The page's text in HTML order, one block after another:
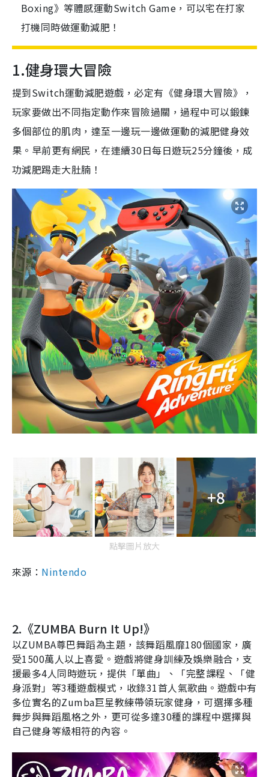
Boxing》等體感運動Switch Game，可以宅在打家
打機同時做運動減肥！
1.健身環大冒險
提到Switch運動減肥遊戲，必定有《健身環大冒險》，
玩家要做出不同指定動作來冒險過關，過程中可以鍛鍊
多個部位的肌肉，達至一邊玩一邊做運動的減肥健身效
果。早前更有網民，在連續30日每日遊玩25分鐘後，成
功減肥踢走大肚腩！
+8
點擊圖片放大
來源： Nintendo
2. 《ZUMBA Burn It Up!》
以ZUMBA尊巴舞蹈為主題，該舞蹈風靡180個國家，廣
受1500萬人以上喜愛。遊戲將健身訓練及娛樂融合，支
援最多4人同時遊玩，提供「單曲」、「完整課程、「健
身派對」等3種遊戲模式，收錄31首人氣歌曲。遊戲中有
多位實名的Zumba巨星教練帶領玩家健身，可選擇多種
舞步與舞蹈風格之外，更可從多達30種的課程中選擇與
自己健身等級相符的內容。